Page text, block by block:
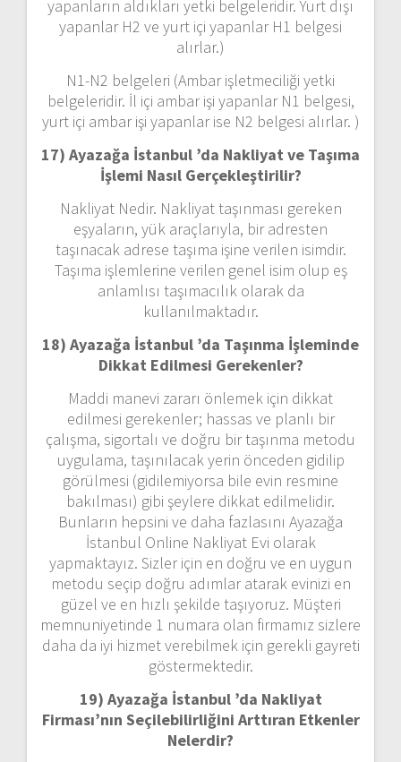
yapanların aldıkları yetki belgeleridir. Yurt dışı
yapanlar H2 ve yurt içi yapanlar H1 belgesi
alırlar.)
N1-N2 belgeleri (Ambar işletmeciliği yetki
belgeleridir. İl içi ambar işi yapanlar N1 belgesi,
yurt içi ambar işi yapanlar ise N2 belgesi alırlar. )
17) Ayazağa İstanbul ’da Nakliyat ve Taşıma
İşlemi Nasıl Gerçekleştirilir?
Nakliyat Nedir. Nakliyat taşınması gereken
eşyaların, yük araçlarıyla, bir adresten
taşınacak adrese taşıma işine verilen isimdir.
Taşıma işlemlerine verilen genel isim olup eş
anlamlısı taşımacılık olarak da
kullanılmaktadır.
18) Ayazağa İstanbul ’da Taşınma İşleminde
Dikkat Edilmesi Gerekenler?
Maddi manevi zararı önlemek için dikkat
edilmesi gerekenler; hassas ve planlı bir
çalışma, sigortalı ve doğru bir taşınma metodu
uygulama, taşınılacak yerin önceden gidilip
görülmesi (gidilemiyorsa bile evin resmine
bakılması) gibi şeylere dikkat edilmelidir.
Bunların hepsini ve daha fazlasını Ayazağa
İstanbul Online Nakliyat Evi olarak
yapmaktayız. Sizler için en doğru ve en uygun
metodu seçip doğru adımlar atarak evinizi en
güzel ve en hızlı şekilde taşıyoruz. Müşteri
memnuniyetinde 1 numara olan firmamız sizlere
daha da iyi hizmet verebilmek için gerekli gayreti
göstermektedir.
19) Ayazağa İstanbul ’da Nakliyat
Firması’nın Seçilebilirliğini Arttıran Etkenler
Nelerdir?